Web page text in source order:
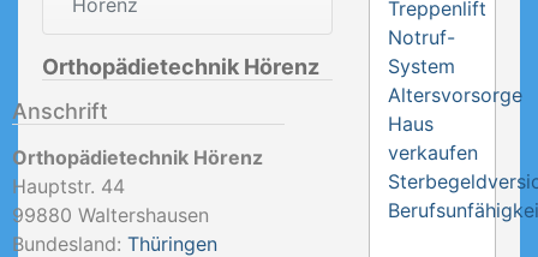
Hörenz
Orthopädietechnik Hörenz
Anschrift
Orthopädietechnik Hörenz
Hauptstr. 44
99880 Waltershausen
Bundesland: Thüringen
Treppenlift
Notruf-
System
Altersvorsorge
Haus
verkaufen